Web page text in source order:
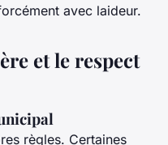
avec laideur.
et le respect
règles. Certaines